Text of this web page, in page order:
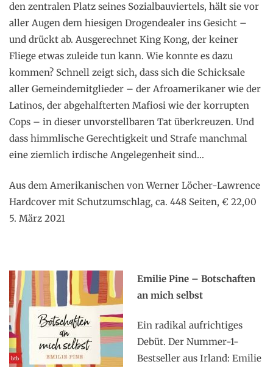
den zentralen Platz seines Sozialbauviertels, hält sie vor
aller Augen dem hiesigen Drogendealer ins Gesicht –
und drückt ab. Ausgerechnet King Kong, der keiner
Fliege etwas zuleide tun kann. Wie konnte es dazu
kommen? Schnell zeigt sich, dass sich die Schicksale
aller Gemeindemitglieder – der Afroamerikaner wie der
Latinos, der abgehalfterten Mafiosi wie der korrupten
Cops – in dieser unvorstellbaren Tat überkreuzen. Und
dass himmlische Gerechtigkeit und Strafe manchmal
eine ziemlich irdische Angelegenheit sind…
Aus dem Amerikanischen von Werner Löcher-Lawrence
Hardcover mit Schutzumschlag, ca. 448 Seiten, € 22,00
5. März 2021
Emilie Pine – Botschaften
an mich selbst
Ein radikal aufrichtiges
Debüt. Der Nummer-1-
Bestseller aus Irland: Emilie